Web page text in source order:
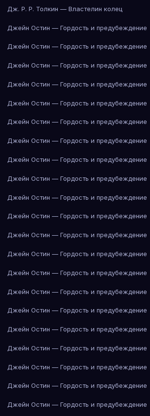
Дж. Р. Р. Толкин — Властелин колец
Джейн Остин — Гордость и предубеждение
Джейн Остин — Гордость и предубеждение
Джейн Остин — Гордость и предубеждение
Джейн Остин — Гордость и предубеждение
Джейн Остин — Гордость и предубеждение
Джейн Остин — Гордость и предубеждение
Джейн Остин — Гордость и предубеждение
Джейн Остин — Гордость и предубеждение
Джейн Остин — Гордость и предубеждение
Джейн Остин — Гордость и предубеждение
Джейн Остин — Гордость и предубеждение
Джейн Остин — Гордость и предубеждение
Джейн Остин — Гордость и предубеждение
Джейн Остин — Гордость и предубеждение
Джейн Остин — Гордость и предубеждение
Джейн Остин — Гордость и предубеждение
Джейн Остин — Гордость и предубеждение
Джейн Остин — Гордость и предубеждение
Джейн Остин — Гордость и предубеждение
Джейн Остин — Гордость и предубеждение
Джейн Остин — Гордость и предубеждение